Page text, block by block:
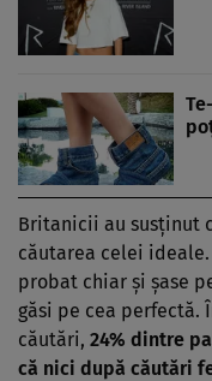
Britanicii au susţinut
căutarea celei
probat chiar şi şase
găsi pe cea
căutări, 24% dintre
că nici după căutări